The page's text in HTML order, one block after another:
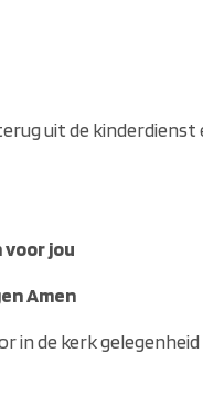
uit de kinderdienst
voor jou
Amen
in de kerk